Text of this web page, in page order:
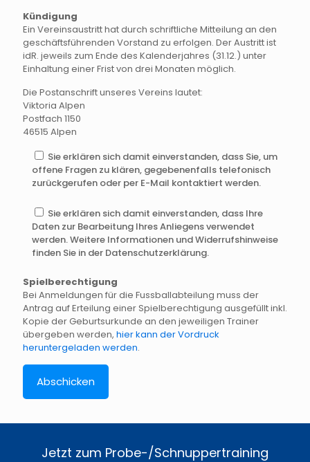
Kündigung
Ein Vereinsaustritt hat durch schriftliche Mitteilung an den
geschäftsführenden Vorstand zu erfolgen. Der Austritt ist
idR. jeweils zum Ende des Kalenderjahres (31.12.) unter
Einhaltung einer Frist von drei Monaten möglich.
Die Postanschrift unseres Vereins lautet:
Viktoria Alpen
Postfach 1150
46515 Alpen
Sie erklären sich damit einverstanden, dass Sie, um
offene Fragen zu klären, gegebenenfalls telefonisch
zurückgerufen oder per E-Mail kontaktiert werden.
Sie erklären sich damit einverstanden, dass Ihre
Daten zur Bearbeitung Ihres Anliegens verwendet
werden. Weitere Informationen und Widerrufshinweise
finden Sie in der Datenschutzerklärung.
Spielberechtigung
Bei Anmeldungen für die Fussballabteilung muss der
Antrag auf Erteilung einer Spielberechtigung ausgefüllt inkl.
Kopie der Geburtsurkunde an den jeweiligen Trainer
übergeben werden, hier kann der Vordruck
heruntergeladen werden.
Jetzt zum Probe-/Schnuppertraining